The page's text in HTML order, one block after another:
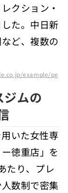
クション・
た。中日新
ど、複数の
example/pg
ジムの
いた女性専
徳重店」を
たり、プレ
数制で密集